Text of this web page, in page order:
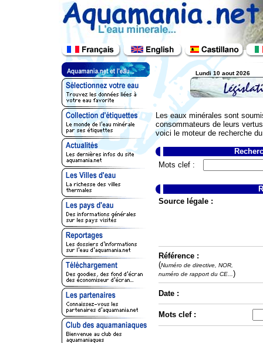
Lundi 10 aout 2026
Les eaux minérales sont
consommateurs de leurs
voici le moteur de recherche
Mots clef :
Source légale :
Référence :
(Numéro de directive, NOR,
numéro de rapport du CE... )
Date :
Mots clef :